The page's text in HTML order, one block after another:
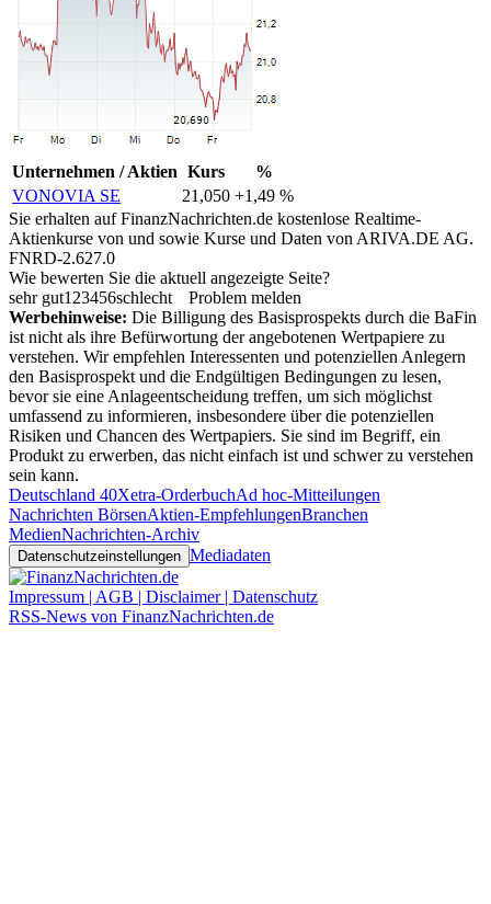
Unternehmen / Aktien Kurs
%
VONOVIA SE
21,050 +1,49 %
Sie erhalten auf FinanzNachrichten.de kostenlose Realtime-
Aktienkurse von und sowie Kurse und Daten von ARIVA.DE AG.
FNRD-2.627.0
Wie bewerten Sie die aktuell angezeigte Seite?
sehr gut1 23456schlecht
Problem melden
Werbehinweise: Die Billigung des Basisprospekts durch die BaFin
ist nicht als ihre Befürwortung der angebotenen Wertpapiere zu
verstehen. Wir empfehlen Interessenten und potenziellen Anlegern
den Basisprospekt und die Endgültigen Bedingungen zu lesen,
bevor sie eine Anlageentscheidung treffen, um sich möglichst
umfassend zu informieren, insbesondere über die potenziellen
Risiken und Chancen des Wertpapiers. Sie sind im Begriff, ein
Produkt zu erwerben, das nicht einfach ist und schwer zu verstehen
sein kann.
Deutschland 40Xetra-OrderbuchAd hoc-Mitteilungen
Nachrichten BörsenAktien-EmpfehlungenBranchen
MedienNachrichten-Archiv
Datenschutzeinstellungen Mediadaten
Impressum | AGB | Disclaimer | Datenschutz
RSS-News von FinanzNachrichten.de